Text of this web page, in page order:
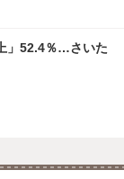
」52.4％…さいた